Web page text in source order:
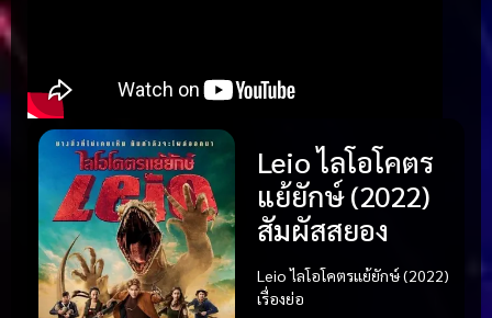
Leio ไลโอโคตร
แย้ยักษ์ (2022)
สัมผัสสยอง
Leio ไลโอโคตรแย้ยักษ์ (2022)
เรื่องย่อ